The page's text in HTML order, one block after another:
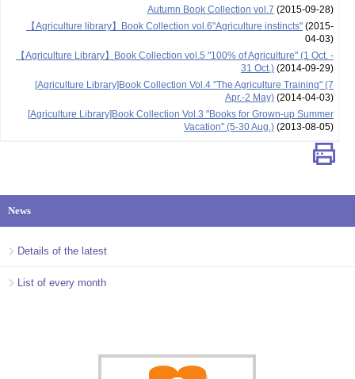
Autumn Book Collection vol.7 (2015-09-28)
【Agriculture library】Book Collection vol.6"Agriculture instincts"(2015-
04-03)
【Agriculture Library】Book Collection vol.5 "100% of Agriculture" (1 Oct. -
31 Oct.)(2014-09-29)
[Agriculture Library]Book Collection Vol.4 "The Agriculture Training" (7
Apr.-2 May)(2014-04-03)
[Agriculture Library]Book Collection Vol.3 "Books for Grown-up Summer
Vacation" (5-30 Aug.)(2013-08-05)
News
Details of the latest
List of every month